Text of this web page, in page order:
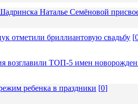
Наталье Семёновой
отметили бриллиантовую свадьбу [
возглавили ТОП-5 имен
ребенка в праздники [0]